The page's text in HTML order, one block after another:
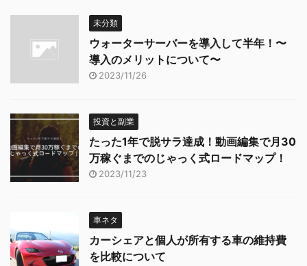
未分類
ウォーターサーバーを導入して半年！〜
導入のメリットについて〜
2023/11/26
投資と副業
たった1年で脱サラ達成！動画編集で月30
万稼ぐまでのじゃっく式ロードマップ！
2023/11/23
車ネタ
カーシェアと個人が所有する車の維持費
を比較について